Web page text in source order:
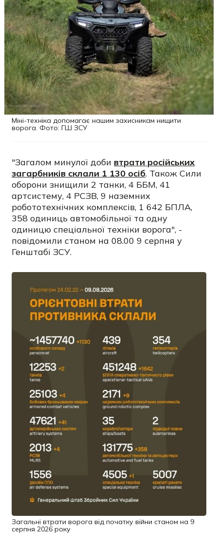
Міні-техніка допомагає нашим захисникам нищити
ворога. Фото: ГШ ЗСУ
"Загалом минулої доби втрати російських
загарбників склали 1 130 осіб. Також Сили
оборони знищили 2 танки, 4 ББМ, 41
артсистему, 4 РСЗВ, 9 наземних
робототехнічних комплексів, 1 642 БПЛА,
358 одиниць автомобільної та одну
одиницю спеціальної техніки ворога", -
повідомили станом на 08.00 9 серпня у
Генштабі ЗСУ.
Загальні втрати ворога від початку війни станом на 9
серпня 2026 року